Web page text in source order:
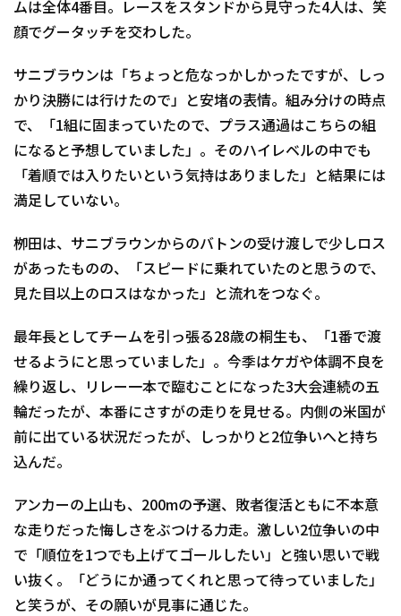
ムは全体4番目。レースをスタンドから見守った4人は、笑
顔でグータッチを交わした。
サニブラウンは「ちょっと危なっかしかったですが、しっ
かり決勝には行けたので」と安堵の表情。組み分けの時点
で、「1組に固まっていたので、プラス通過はこちらの組
になると予想していました」。そのハイレベルの中でも
「着順では入りたいという気持はありました」と結果には
満足していない。
栁田は、サニブラウンからのバトンの受け渡しで少しロス
があったものの、「スピードに乗れていたのと思うので、
見た目以上のロスはなかった」と流れをつなぐ。
最年長としてチームを引っ張る28歳の桐生も、「1番で渡
せるようにと思っていました」。今季はケガや体調不良を
繰り返し、リレー一本で臨むことになった3大会連続の五
輪だったが、本番にさすがの走りを見せる。内側の米国が
前に出ている状況だったが、しっかりと2位争いへと持ち
込んだ。
アンカーの上山も、200mの予選、敗者復活ともに不本意
な走りだった悔しさをぶつける力走。激しい2位争いの中
で「順位を1つでも上げてゴールしたい」と強い思いで戦
い抜く。「どうにか通ってくれと思って待っていました」
と笑うが、その願いが見事に通じた。